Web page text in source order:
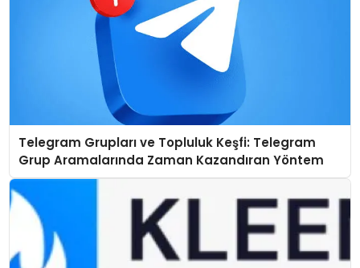
Telegram Grupları ve Topluluk Keşfi: Telegram
Grup Aramalarında Zaman Kazandıran Yöntem